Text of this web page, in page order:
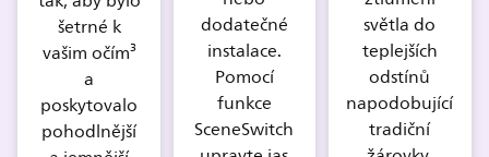
šetrné k
vašim očím³
a
poskytovalo
pohodlnější
dodatečné
instalace.
Pomocí
funkce
SceneSwitch
světla do
teplejších
odstínů
napodobující
tradiční